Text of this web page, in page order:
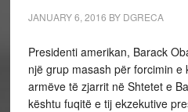
JANUARY 6, 2016 BY DGRECA
Presidenti amerikan, Barack
një grup masash për forcimin e
armëve të zjarrit në Shtetet e
kështu fuqitë e tij ekzekutive